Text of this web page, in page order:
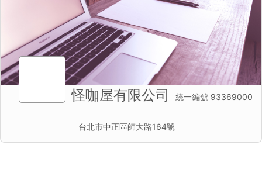
怪咖屋有限公司 統一編號 93369000
台北市中正區師大路164號